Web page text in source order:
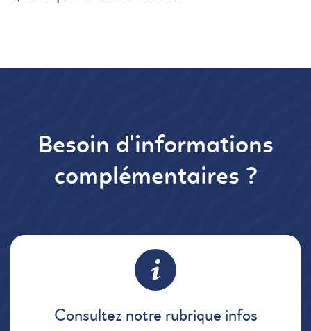
Besoin d'informations
complémentaires ?
Consultez notre rubrique infos